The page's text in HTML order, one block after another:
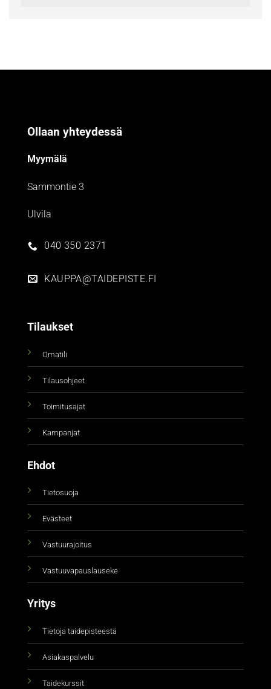
Ollaan yhteydessä
Myymälä
Sammontie 3
Ulvila
040 350 2371
KAUPPA@TAIDEPISTE.FI
Tilaukset
Omatili
Tilausohjeet
Toimitusajat
Kampanjat
Ehdot
Tietosuoja
Evästeet
Vastuurajoitus
Vastuuvapauslauseke
Yritys
Tietoja taidepisteestä
Asiakaspalvelu
Taidekurssit